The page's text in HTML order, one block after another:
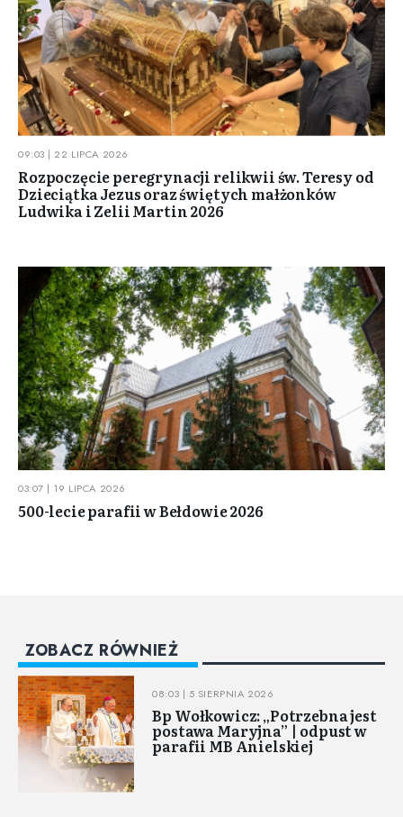
09:03 | 22 LIPCA 2026
Rozpoczęcie peregrynacji relikwii św. Teresy od
Dzieciątka Jezus oraz świętych małżonków
Ludwika i Zelii Martin 2026
03:07 | 19 LIPCA 2026
500-lecie parafii w Bełdowie 2026
ZOBACZ RÓWNIEŻ
08:03 | 5 SIERPNIA 2026
Bp Wołkowicz: „Potrzebna jest
postawa Maryjna” | odpust w
parafii MB Anielskiej